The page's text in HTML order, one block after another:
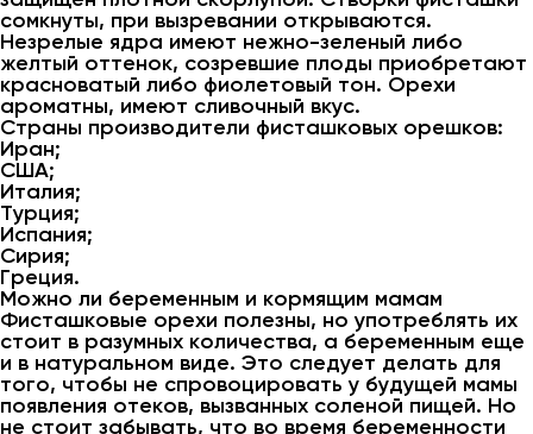
сомкнуты, при вызревании открываются.
Незрелые ядра имеют нежно-зеленый либо
желтый оттенок, созревшие плоды приобретают
красноватый либо фиолетовый тон. Орехи
ароматны, имеют сливочный вкус.
Страны производители фисташковых орешков:
Иран;
США;
Италия;
Турция;
Испания;
Сирия;
Греция.
Можно ли беременным и кормящим мамам
Фисташковые орехи полезны, но употреблять их
стоит в разумных количества, а беременным еще
и в натуральном виде. Это следует делать для
того, чтобы не спровоцировать у будущей мамы
появления отеков, вызванных соленой пищей. Но
не стоит забывать, что во время беременности